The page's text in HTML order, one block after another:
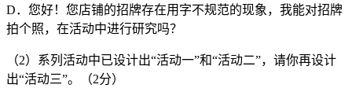
D．您好！您店铺的招牌存在用字不规范的现象，我能对招牌
拍个照，在活动中进行研究吗？
（2）系列活动中已设计出“活动一”和“活动二”，请你再设计
出“活动三”。（2分）